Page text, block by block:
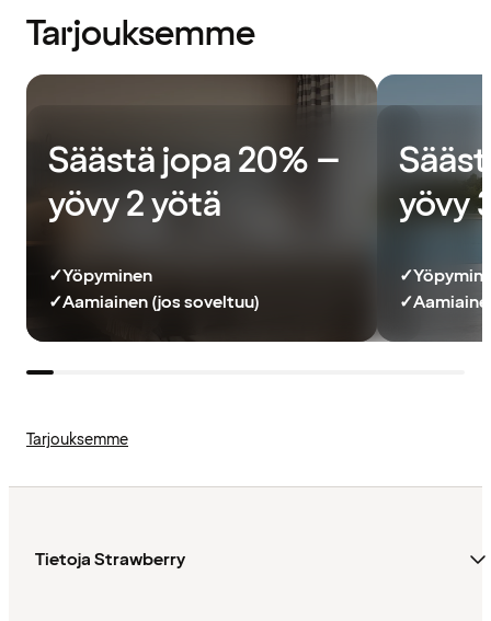
Tarjouksemme
Säästä jopa 20% –
yövy 2 yötä
✓Yöpyminen
✓Aamiainen (jos soveltuu)
yövy
✓
✓
Tarjouksemme
Tietoja Strawberry